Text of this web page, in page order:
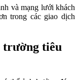
và mạng lưới khách
trong các giao dịch
trường tiêu